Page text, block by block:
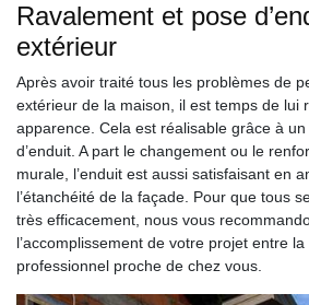
Ravalement et pose
extérieur
Après avoir traité tous les problèmes de
extérieur de la maison, il est temps de lui
apparence. Cela est réalisable grâce à
d’enduit. A part le changement ou le
murale, l’enduit est aussi satisfaisant en
l’étanchéité de la façade. Pour que tous
très efficacement, nous vous
l’accomplissement de votre projet entre la
professionnel proche de chez vous.